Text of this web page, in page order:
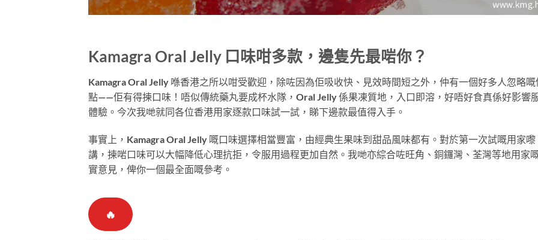
Kamagra Oral Jelly 口味咁多款，邊隻先最啱你？
Kamagra Oral Jelly 喺香港之所以咁受歡迎，除咗因為佢吸收快、見效時間短之外，仲有一個好多人忽略嘅
點——佢有得揀口味！唔似傳統藥丸要成杯水隊，Oral Jelly 係果凍質地，入口即溶，好唔好食真係好影響
體驗。今次我哋就同各位香港用家逐款口味試一試，睇下邊款最值得入手。
事實上，Kamagra Oral Jelly 嘅口味選擇相當豐富，由經典生果味到甜品風味都有。對於第一次試嘅用家嚟
講，揀啱口味可以大幅降低心理抗拒，令服用過程更加自然。我哋亦綜合咗旺角、銅鑼灣、荃灣等地用家
實意見，俾你一個最全面嘅參考。
🔥